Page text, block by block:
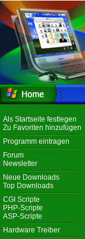
Als Startseite festlegen
Zu Favoriten hinzufügen
Programm eintragen
Forum
Newsletter
Neue Downloads
Top Downloads
CGI Scripte
PHP-Scripte
ASP-Scripte
Hardware Treiber